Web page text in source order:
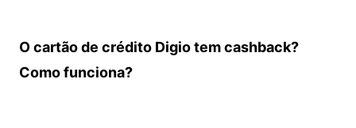
O cartão de crédito Digio tem cashback?
Como funciona?